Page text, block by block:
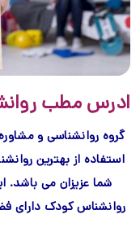
ادرس مطب
گروه روانشناسی و
استفاده از بهترین
شما عزیزان می باشد.
روانشناس کودک دارای